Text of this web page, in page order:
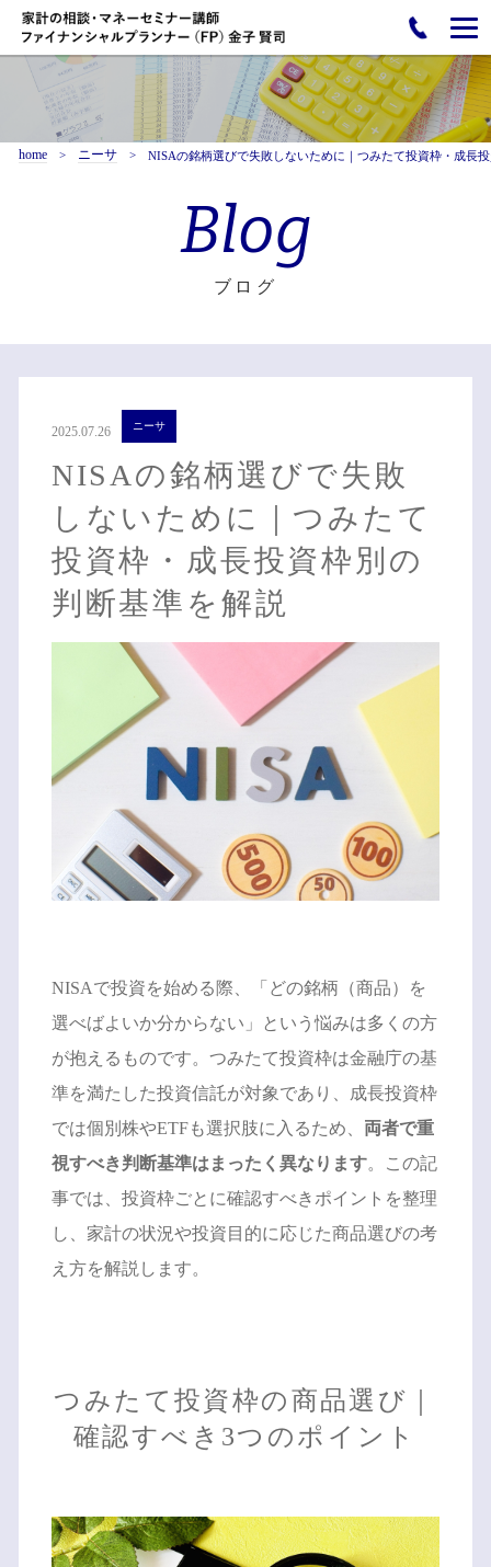
home ニーサ NISAの銘柄選びで失敗しないために｜つみたて投資枠・成長
Blog
ブログ
2025.07.26 ニーサ
NISAの銘柄選びで失敗
しないために｜つみたて
投資枠・成長投資枠別の
判断基準を解説
NISAで投資を始める際、「どの銘柄（商品）を
選べばよいか分からない」という悩みは多くの方
が抱えるものです。つみたて投資枠は金融庁の基
準を満たした投資信託が対象であり、成長投資枠
では個別株やETFも選択肢に入るため、 両者で重
視すべき判断基準はまったく異なります。この記
事では、投資枠ごとに確認すべきポイントを整理
し、家計の状況や投資目的に応じた商品選びの考
え方を解説します。
つみたて投資枠の商品選び｜
確認すべき3つのポイント